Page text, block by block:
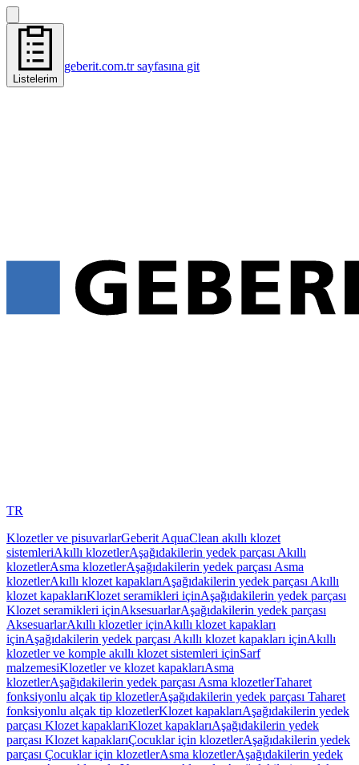
Listelerim
geberit.com.tr sayfasına git
TR
Klozetler ve pisuvarlarGeberit AquaClean akıllı klozet
sistemleriAkıllı klozetlerAşağıdakilerin yedek parçası Akıllı
klozetlerAsma klozetlerAşağıdakilerin yedek parçası Asma
klozetlerAkıllı klozet kapaklarıAşağıdakilerin yedek parçası Akıllı
klozet kapaklarıKlozet seramikleri içinAşağıdakilerin yedek parçası
Klozet seramikleri içinAksesuarlarAşağıdakilerin yedek parçası
AksesuarlarAkıllı klozetler içinAkıllı klozet kapakları
içinAşağıdakilerin yedek parçası Akıllı klozet kapakları içinAkıllı
klozetler ve komple akıllı klozet sistemleri içinSarf
malzemesiKlozetler ve klozet kapaklarıAsma
klozetlerAşağıdakilerin yedek parçası Asma klozetlerTaharet
fonksiyonlu alçak tip klozetlerAşağıdakilerin yedek parçası Taharet
fonksiyonlu alçak tip klozetlerKlozet kapaklarıAşağıdakilerin yedek
parçası Klozet kapaklarıKlozet kapaklarıAşağıdakilerin yedek
parçası Klozet kapaklarıÇocuklar için klozetlerAşağıdakilerin yedek
parçası Çocuklar için klozetlerAsma klozetlerAşağıdakilerin yedek